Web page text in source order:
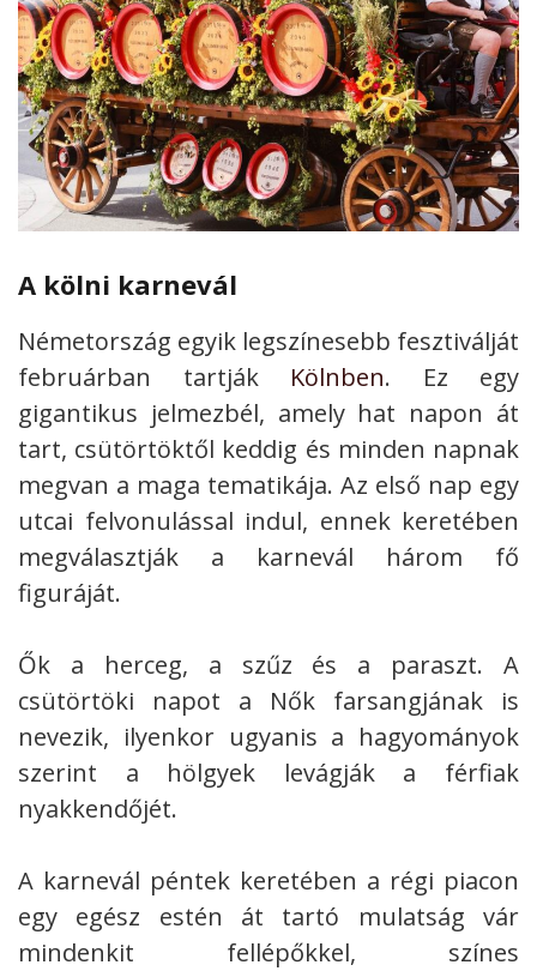
A kölni karnevál
Németország egyik legszínesebb fesztiválját
februárban tartják Kölnben. Ez egy
gigantikus jelmezbél, amely hat napon át
tart, csütörtöktől keddig és minden napnak
megvan a maga tematikája. Az első nap egy
utcai felvonulással indul, ennek keretében
megválasztják a karnevál három fő
figuráját.
Ők a herceg, a szűz és a paraszt. A
csütörtöki napot a Nők farsangjának is
nevezik, ilyenkor ugyanis a hagyományok
szerint a hölgyek levágják a férfiak
nyakkendőjét.
A karnevál péntek keretében a régi piacon
egy egész estén át tartó mulatság vár
mindenkit fellépőkkel, színes